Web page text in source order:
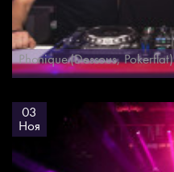
Phonique (Dessous, Pokerflat)
03
Ноя